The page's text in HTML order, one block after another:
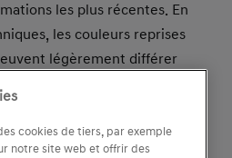
les plus récentes. En
les couleurs reprises
légèrement différer
cookies de tiers, par exemple
notre site web et offrir des